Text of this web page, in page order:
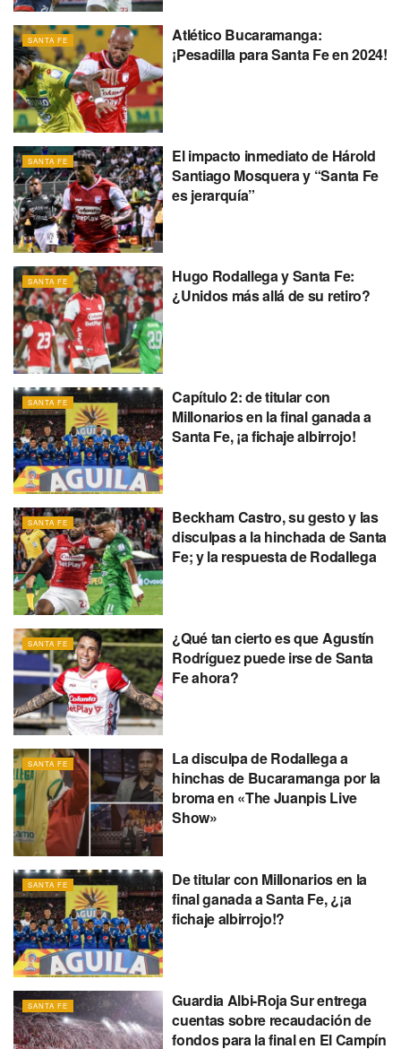
SANTA FE
Atlético Bucaramanga:
¡Pesadilla para Santa Fe en 2024!
SANTA FE
El impacto inmediato de Hárold
Santiago Mosquera y “Santa Fe
es jerarquía”
SANTA FE
Hugo Rodallega y Santa Fe:
¿Unidos más allá de su retiro?
SANTA FE
Capítulo 2: de titular con
Millonarios en la final ganada a
Santa Fe, ¡a fichaje albirrojo!
SANTA FE
Beckham Castro, su gesto y las
disculpas a la hinchada de Santa
Fe; y la respuesta de Rodallega
SANTA FE
¿Qué tan cierto es que Agustín
Rodríguez puede irse de Santa
Fe ahora?
SANTA FE
La disculpa de Rodallega a
hinchas de Bucaramanga por la
broma en «The Juanpis Live
Show»
SANTA FE
De titular con Millonarios en la
final ganada a Santa Fe, ¿¡a
fichaje albirrojo!?
SANTA FE
Guardia Albi-Roja Sur entrega
cuentas sobre recaudación de
fondos para la final en El Campín